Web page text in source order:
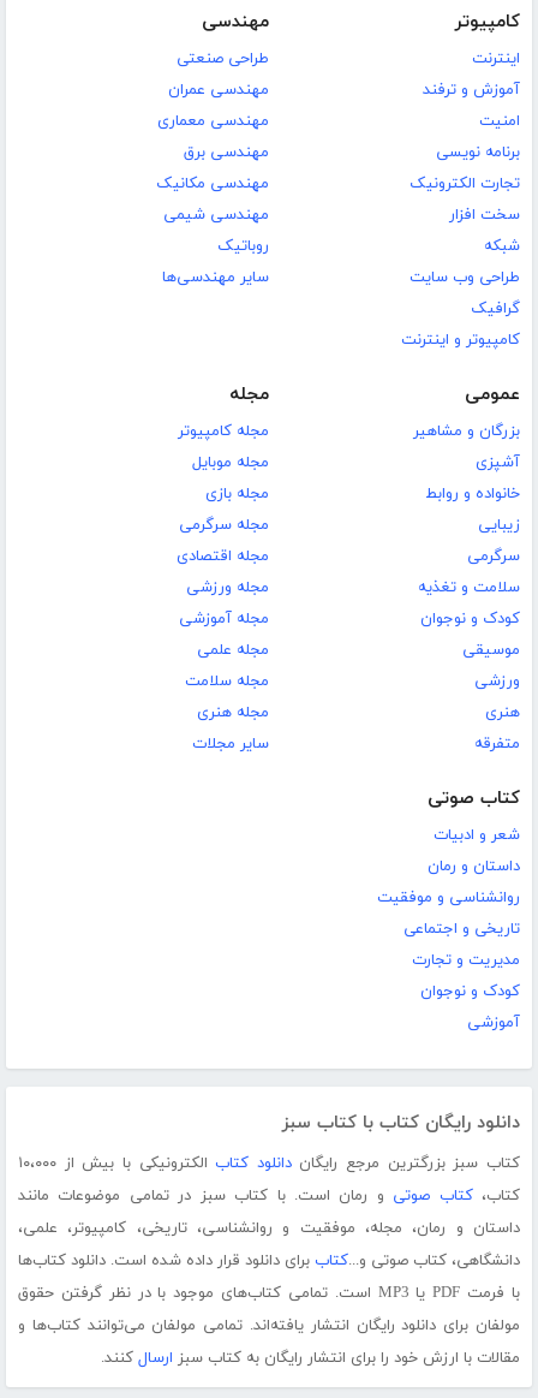
کامپیوتر
اینترنت
آموزش و ترفند
امنیت
برنامه نویسی
تجارت الکترونیک
سخت افزار
شبکه
طراحی وب سایت
گرافیک
کامپیوتر و اینترنت
مهندسی
طراحی صنعتی
مهندسی عمران
مهندسی معماری
مهندسی برق
مهندسی مکانیک
مهندسی شیمی
روباتیک
سایر مهندسی‌ها
عمومی
بزرگان و مشاهیر
آشپزی
خانواده و روابط
زیبایی
سرگرمی
سلامت و تغذیه
کودک و نوجوان
موسیقی
ورزشی
هنری
متفرقه
مجله
مجله کامپیوتر
مجله موبایل
مجله بازی
مجله سرگرمی
مجله اقتصادی
مجله ورزشی
مجله آموزشی
مجله علمی
مجله سلامت
مجله هنری
سایر مجلات
کتاب صوتی
شعر و ادبیات
داستان و رمان
روانشناسی و موفقیت
تاریخی و اجتماعی
مدیریت و تجارت
کودک و نوجوان
آموزشی
دانلود رایگان کتاب با کتاب سبز
کتاب سبز بزرگترین مرجع رایگاندانلود کتاب
الکترونیکی با بیش از ۱۰،۰۰۰
کتاب،کتاب صوتی و رمان است. با کتاب سبز در تمامی موضوعات مانند
داستان و رمان، مجله، موفقیت و روانشناسی، تاریخی، کامپیوتر، علمی،
دانشگاهی، کتاب صوتی و...کتاب برای دانلود قرار داده شده است. دانلود کتاب‌ها
با فرمت PDF یا MP3 است. تمامی کتاب‌های موجود با در نظر گرفتن حقوق
مولفان برای دانلود رایگان انتشار یافته‌اند. تمامی مولفان می‌توانند کتاب‌ها و
مقالات با ارزش خود را برای انتشار رایگان به کتاب سبز ارسال کنند.